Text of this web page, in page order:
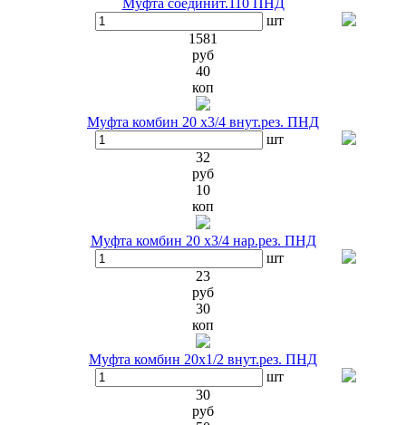
Муфта соединит.110 ПНД
шт
1581
руб
40
коп
Муфта комбин 20 х3/4 внут.рез. ПНД
шт
32
руб
10
коп
Муфта комбин 20 х3/4 нар.рез. ПНД
шт
23
руб
30
коп
Муфта комбин 20х1/2 внут.рез. ПНД
шт
30
руб